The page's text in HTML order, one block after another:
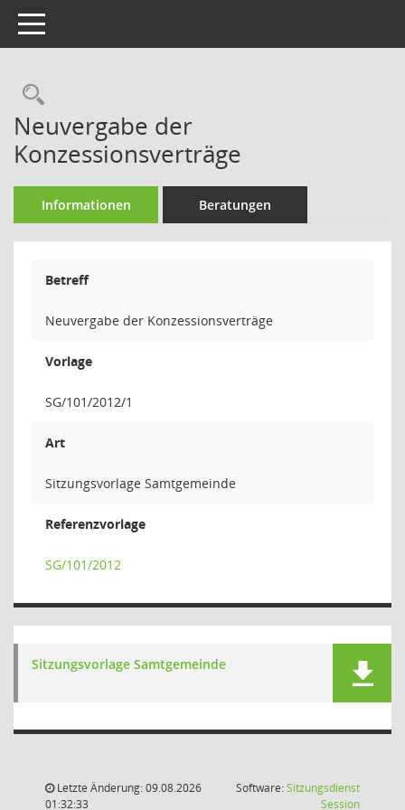
Toggle navigation
Rechercheauswahl
Neuvergabe der
Konzessionsverträge
Informationen Beratungen
Betreff
Neuvergabe der Konzessionsverträge
Vorlage
SG/101/2012/1
Art
Sitzungsvorlage Samtgemeinde
Referenzvorlage
SG/101/2012
Sitzungsvorlage Samtgemeinde
Letzte Änderung: 09.08.2026
01:32:33
Software:Sitzungsdienst
Session(Wird in